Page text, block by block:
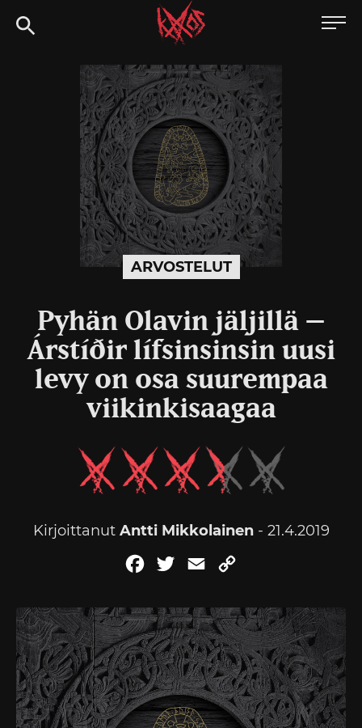
Siirry
suoraan
Kaaoszine
ARVOSTELUT
Pyhän Olavin jäljillä –
Árstíðir lífsinsinsin uusi
levy on osa suurempaa
viikinkisaagaa
Kirjoittanut Antti Mikkolainen- 21.4.2019
FacebookTwitterEmail